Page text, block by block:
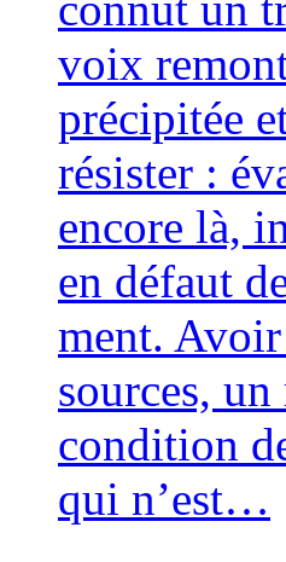
voix
pré­ci­pi­tée
résis­ter :
encore là,
en défaut
ment.
sources,
condi­tion
qui n’est…